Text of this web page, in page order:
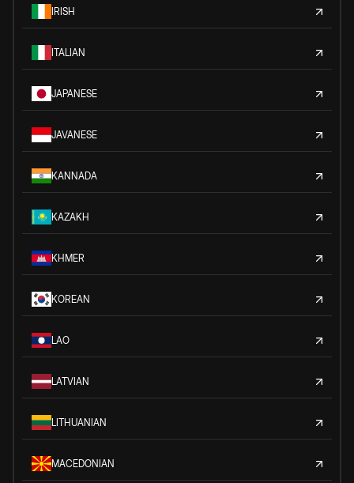
IRISH
ITALIAN
JAPANESE
JAVANESE
KANNADA
KAZAKH
KHMER
KOREAN
LAO
LATVIAN
LITHUANIAN
MACEDONIAN